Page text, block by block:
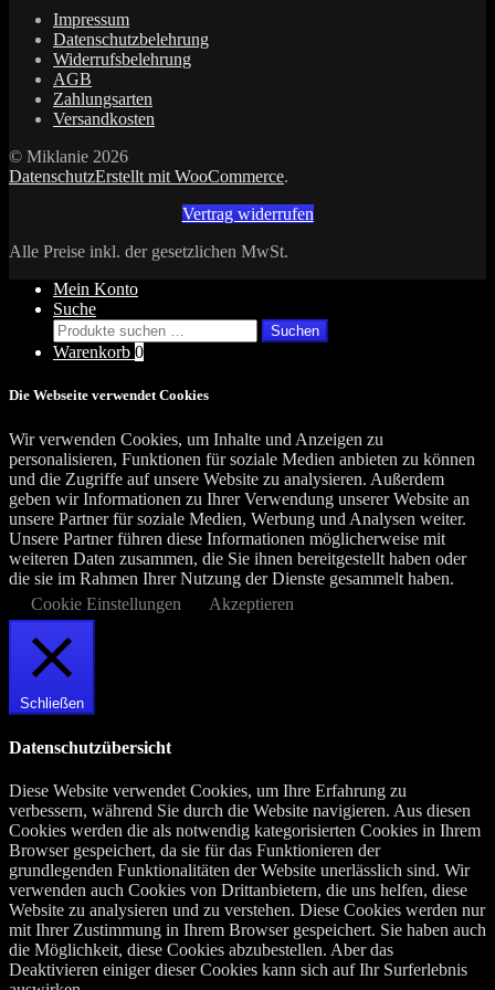
Impressum
Datenschutzbelehrung
Widerrufsbelehrung
AGB
Zahlungsarten
Versandkosten
© Miklanie 2026
DatenschutzErstellt mit WooCommerce.
Vertrag widerrufen
Alle Preise inkl. der gesetzlichen MwSt.
Mein Konto
Suche
Suchen
nach:
Suchen
Warenkorb 0
Die Webseite verwendet Cookies
Wir verwenden Cookies, um Inhalte und Anzeigen zu
personalisieren, Funktionen für soziale Medien anbieten zu können
und die Zugriffe auf unsere Website zu analysieren. Außerdem
geben wir Informationen zu Ihrer Verwendung unserer Website an
unsere Partner für soziale Medien, Werbung und Analysen weiter.
Unsere Partner führen diese Informationen möglicherweise mit
weiteren Daten zusammen, die Sie ihnen bereitgestellt haben oder
die sie im Rahmen Ihrer Nutzung der Dienste gesammelt haben.
Cookie Einstellungen
Akzeptieren
Schließen
Datenschutzübersicht
Diese Website verwendet Cookies, um Ihre Erfahrung zu
verbessern, während Sie durch die Website navigieren. Aus diesen
Cookies werden die als notwendig kategorisierten Cookies in Ihrem
Browser gespeichert, da sie für das Funktionieren der
grundlegenden Funktionalitäten der Website unerlässlich sind. Wir
verwenden auch Cookies von Drittanbietern, die uns helfen, diese
Website zu analysieren und zu verstehen. Diese Cookies werden nur
mit Ihrer Zustimmung in Ihrem Browser gespeichert. Sie haben auch
die Möglichkeit, diese Cookies abzubestellen. Aber das
Deaktivieren einiger dieser Cookies kann sich auf Ihr Surferlebnis